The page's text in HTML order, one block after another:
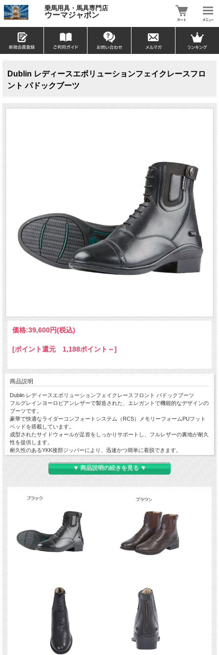
乗馬用具・馬具専門店
ウーマジャポン
Dublin レディースエボリューションフェイクレースフロ
ント パドックブーツ
価格:39,600円(税込)
[ポイント還元 1,188ポイント～]
商品説明
Dublin レディースエボリューションフェイクレースフロント パドックブーツ
フルグレインヨーロピアンレザーで製造された、エレガントで機能的なデザインの
ブーツです。
豪華で快適なライダーコンフォートシステム（RCS）メモリーフォームPUフット
ベッドを搭載しています。
成型されたサイドウォールが足首をしっかりサポートし、フルレザーの裏地が耐久
性を提供します。
耐久性のあるYKK後部ジッパーにより、迅速かつ簡単に着脱できます。
紐は飾りであり、調節はできません。
ラバーアウトソールは優れたグリップ力と耐久性を備えています。
パンチングされたトゥキャップ、ジッパーキーパー、そして後部の拍車レストが、
このブーツを洗練されたものに仕上げています。
▼ 商品説明の続きを見る ▼